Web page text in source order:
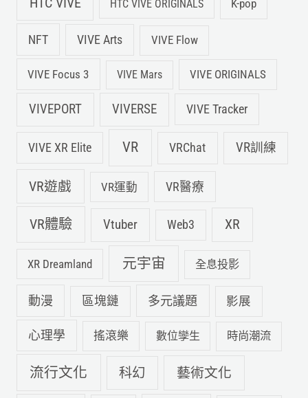
HTC VIVE HTC VIVE ORIGINALS K-pop
NFT VIVE Arts VIVE Flow
VIVE Focus 3 VIVE Mars VIVE ORIGINALS
VIVEPORT VIVERSE VIVE Tracker
VIVE XR Elite VR VRChat VR訓練
VR遊戲 VR運動 VR醫療
VR體驗 Vtuber Web3 XR
XR Dreamland 元宇宙 全息投影
動漫 區塊鏈 多元議題 影展
心理學 搖滾樂 數位孿生 時尚潮流
流行文化 科幻 藝術文化